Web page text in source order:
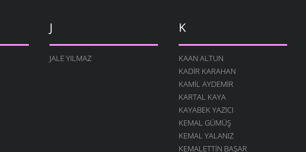
J
JALE YILMAZ
K
KAAN ALTUN
KADIR KARAHAN
KAMIL AYDEMIR
KARTAL KAYA
KAYABEK YAZICI
KEMAL GÜMÜŞ
KEMAL YALANIZ
KEMALETTIN BAŞAR